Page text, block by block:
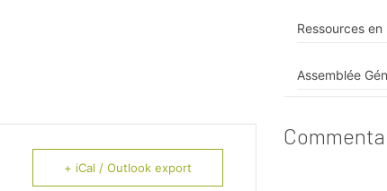
+ iCal / Outlook export
Ressources en
Assemblée